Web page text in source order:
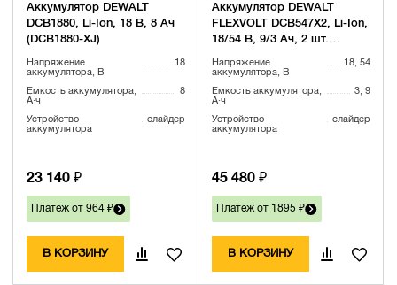
Аккумулятор DEWALT
DCB1880, Li-Ion, 18 В, 8 Ач
(DCB1880-XJ)
Напряжение
аккумулятора, В
18
Емкость аккумулятора,
А·ч
8
Устройство
аккумулятора
слайдер
23 140 ₽
Платеж от 964 ₽
В КОРЗИНУ
Аккумулятор DEWALT
FLEXVOLT DCB547X2, Li-Ion,
18/54 В, 9/3 Ач, 2 шт.
Напряжение
аккумулятора, В
18, 54
Емкость аккумулятора,
А·ч
3, 9
Устройство
аккумулятора
слайдер
45 480 ₽
Платеж от 1895 ₽
В КОРЗИНУ